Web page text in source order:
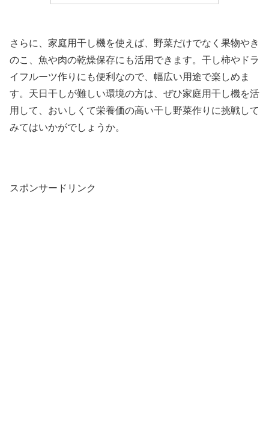
さらに、家庭用干し機を使えば、野菜だけでなく果物やき
のこ、魚や肉の乾燥保存にも活用できます。干し柿やドラ
イフルーツ作りにも便利なので、幅広い用途で楽しめま
す。天日干しが難しい環境の方は、ぜひ家庭用干し機を活
用して、おいしくて栄養価の高い干し野菜作りに挑戦して
みてはいかがでしょうか。
スポンサードリンク